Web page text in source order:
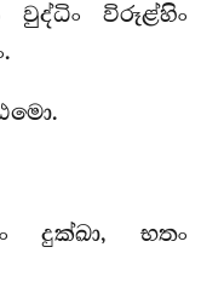
විරූළ්හිං
දුක්ඛා, භතං